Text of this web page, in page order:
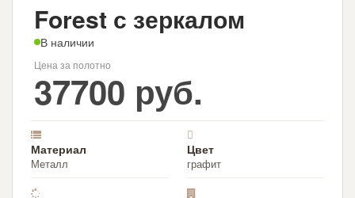
Forest с зеркалом
В наличии
Цена за полотно
37700 руб.
Материал
Металл
Цвет
графит